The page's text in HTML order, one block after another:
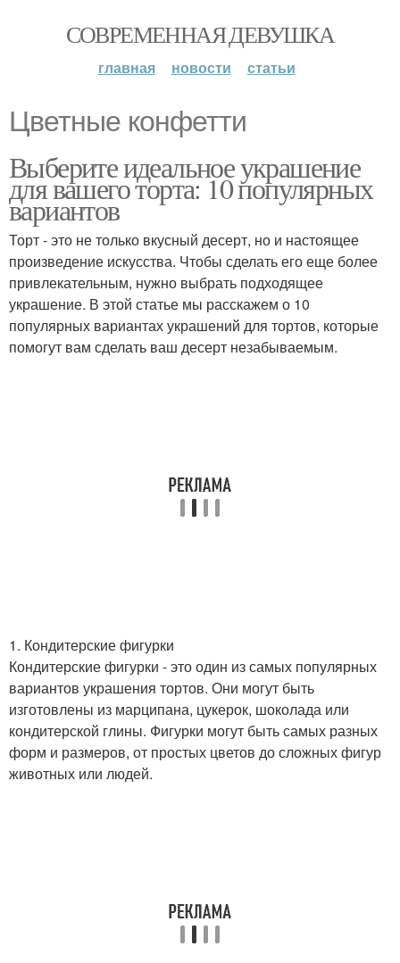
СОВРЕМЕННАЯ ДЕВУШКА
главная новости статьи
Цветные конфетти
Выберите идеальное украшение
для вашего торта: 10 популярных
вариантов
Торт - это не только вкусный десерт, но и настоящее
произведение искусства. Чтобы сделать его еще более
привлекательным, нужно выбрать подходящее
украшение. В этой статье мы расскажем о 10
популярных вариантах украшений для тортов, которые
помогут вам сделать ваш десерт незабываемым.
1. Кондитерские фигурки
Кондитерские фигурки - это один из самых популярных
вариантов украшения тортов. Они могут быть
изготовлены из марципана, цукерок, шоколада или
кондитерской глины. Фигурки могут быть самых разных
форм и размеров, от простых цветов до сложных фигур
животных или людей.